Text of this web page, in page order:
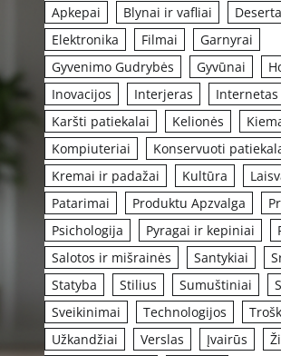
Apkepai Blynai ir vafliai
Elektronika
Filmai
Garnyrai
Gyvenimo Gudrybės
Gyvūnai
Inovacijos
Interjeras
Internetas
Karšti patiekalai
Kelionės
Kompiuteriai
Konservuoti
Kremai ir padažai
Kultūra
Patarimai
Produktu Apzvalga
Psichologija
Pyragai ir kepiniai
Salotos ir mišrainės
Santykiai
Statyba
Stilius Sumuštiniai
Sveikinimai
Technologijos
Užkandžiai
Verslas Įvairūs